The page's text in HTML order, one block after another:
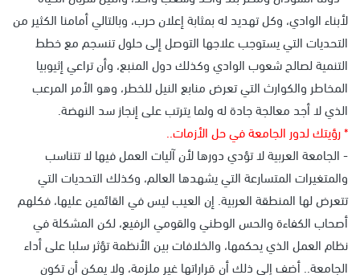
لأبناء الوادي، وكل تهديد له بمثابة إعلان حرب، وبالتالي أمامنا الكثير من
التحديات التي يستوجب علاجها التوصل إلى حلول تنسجم مع خطط
التنمية لصالح شعوب الوادي وكذلك دول المنبع، وأن تراعي إثيوبيا
المخاطر والكوارث التي تعرض منابع النيل للخطر، وهو الأمر المرعب
الذي لا أجد معالجة جادة له ولما يترتب على إنجاز سد النهضة.
* رؤيتك لدور الجامعة في حل الأزمات..
- الجامعة العربية لا تؤدي دورها لأن آليات العمل فيها لا تتناسب
والمتغيرات المتسارعة التي يشهدها العالم، وكذلك التحديات التي
تتعرض لها المنطقة العربية. إن العيب ليس في القائمين عليها، فكلهم
أصحاب الكفاءة والحس الوطني والقومي الرفيع، لكن المشكلة في
نظام العمل الذي يحكمها، والخلافات بين الأنظمة تؤثر سلبا على أداء
الجامعة.. أضف إلى ذلك أن قراراتها غير ملزمة، ولا يمكن أن تكون